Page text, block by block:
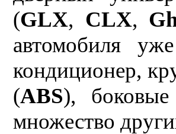
(GLX, CLX,
автомобиля
кондиционер,
(ABS),
множество